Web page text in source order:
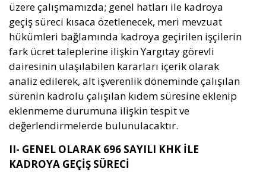
üzere çalışmamızda; genel hatları ile kadroya
geçiş süreci kısaca özetlenecek, meri mevzuat
hükümleri bağlamında kadroya geçirilen işçilerin
fark ücret taleplerine ilişkin Yargıtay görevli
dairesinin ulaşılabilen kararları içerik olarak
analiz edilerek, alt işverenlik döneminde çalışılan
sürenin kadrolu çalışılan kıdem süresine eklenip
eklenmeme durumuna ilişkin tespit ve
değerlendirmelerde bulunulacaktır.
II- GENEL OLARAK 696 SAYILI KHK İLE
KADROYA GEÇİŞ SÜRECİ